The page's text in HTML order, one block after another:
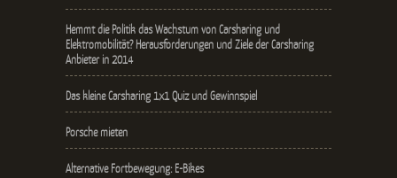
Hemmt die Politik das Wachstum von Carsharing und
Elektromobilität? Herausforderungen und Ziele der Carsharing
Anbieter in 2014
Das kleine Carsharing 1x1 Quiz und Gewinnspiel
Porsche mieten
Alternative Fortbewegung: E-Bikes